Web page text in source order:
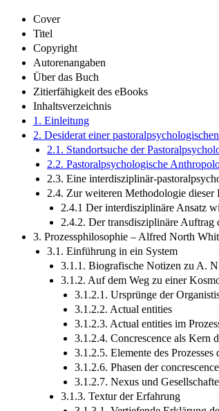
Cover
Titel
Copyright
Autorenangaben
Über das Buch
Zitierfähigkeit des eBooks
Inhaltsverzeichnis
1. Einleitung
2. Desiderat einer
2.1. Standortsuche der
2.2. Pastoralpsychologische
2.3. Eine interdisziplinär-
2.4. Zur weiteren Methodologie dieser
2.4.1 Der interdisziplinäre Ansatz
2.4.2. Der transdisziplinäre Auftrag
3. Prozessphilosophie – Alfred North
3.1. Einführung in ein System
3.1.1. Biografische Notizen zu A.
3.1.2. Auf dem Weg zu einer
3.1.2.1. Ursprünge der
3.1.2.2. Actual entities
3.1.2.3. Actual entities im
3.1.2.4. Concrescence als Kern
3.1.2.5. Elemente des Prozesses
3.1.2.6. Phasen der concrescence
3.1.2.7. Nexus und
3.1.3. Textur der Erfahrung